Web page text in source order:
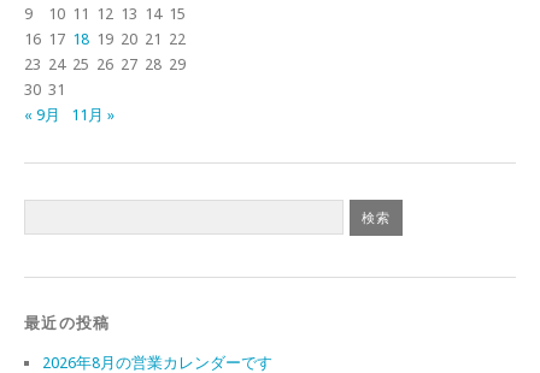
9
10 11 12 13 14 15
16 17 18 19 20 21 22
23 24 25 26 27 28 29
30 31
« 9月
11月 »
最近の投稿
2026年8月の営業カレンダーです